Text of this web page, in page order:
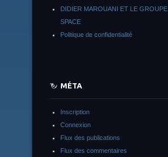
DIDIER MAROUANI ET LE GROUPE
SPACE
Politique de confidentialité
MÉTA
Inscription
Connexion
Flux des publications
Flux des commentaires